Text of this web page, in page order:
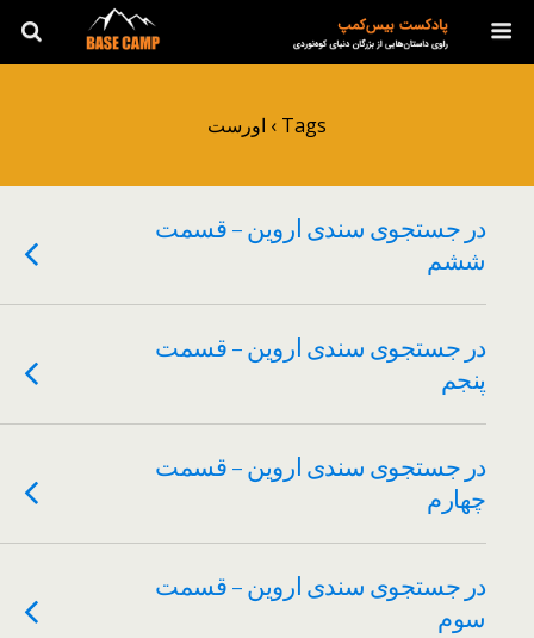
Tags › اورست
در جستجوی سندی اروین – قسمت
ششم
در جستجوی سندی اروین – قسمت
پنجم
در جستجوی سندی اروین – قسمت
چهارم
در جستجوی سندی اروین – قسمت
سوم